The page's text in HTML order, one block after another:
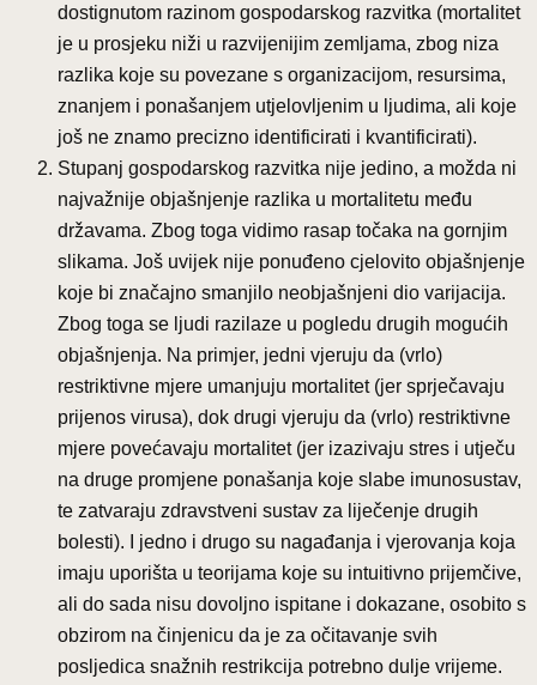
dostignutom razinom gospodarskog razvitka (mortalitet
je u prosjeku niži u razvijenijim zemljama, zbog niza
razlika koje su povezane s organizacijom, resursima,
znanjem i ponašanjem utjelovljenim u ljudima, ali koje
još ne znamo precizno identificirati i kvantificirati).
Stupanj gospodarskog razvitka nije jedino, a možda ni
najvažnije objašnjenje razlika u mortalitetu među
državama. Zbog toga vidimo rasap točaka na gornjim
slikama. Još uvijek nije ponuđeno cjelovito objašnjenje
koje bi značajno smanjilo neobjašnjeni dio varijacija.
Zbog toga se ljudi razilaze u pogledu drugih mogućih
objašnjenja. Na primjer, jedni vjeruju da (vrlo)
restriktivne mjere umanjuju mortalitet (jer sprječavaju
prijenos virusa), dok drugi vjeruju da (vrlo) restriktivne
mjere povećavaju mortalitet (jer izazivaju stres i utječu
na druge promjene ponašanja koje slabe imunosustav,
te zatvaraju zdravstveni sustav za liječenje drugih
bolesti). I jedno i drugo su nagađanja i vjerovanja koja
imaju uporišta u teorijama koje su intuitivno prijemčive,
ali do sada nisu dovoljno ispitane i dokazane, osobito s
obzirom na činjenicu da je za očitavanje svih
posljedica snažnih restrikcija potrebno dulje vrijeme.